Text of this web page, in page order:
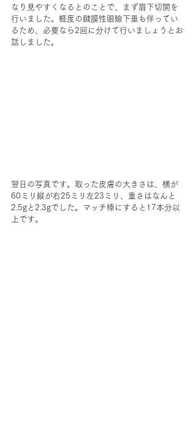
なり見やすくなるとのことで、まず眉下切開を
行いました。軽度の腱膜性眼瞼下垂も伴ってい
るため、必要なら2回に分けて行いましょうとお
話しました。
翌日の写真です。取った皮膚の大きさは、横が
60ミリ縦が右25ミリ左23ミリ、重さはなんと
2.5gと2.3gでした。マッチ棒にすると17本分以
上です。